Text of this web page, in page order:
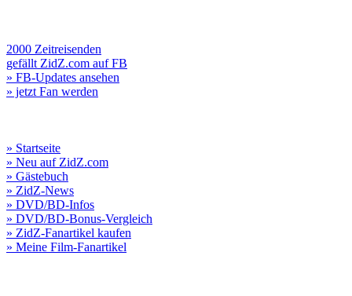
2000 Zeitreisenden
gefällt ZidZ.com auf FB
» FB-Updates ansehen
» jetzt Fan werden
» Startseite
» Neu auf ZidZ.com
» Gästebuch
» ZidZ-News
» DVD/BD-Infos
» DVD/BD-Bonus-Vergleich
» ZidZ-Fanartikel kaufen
» Meine Film-Fanartikel